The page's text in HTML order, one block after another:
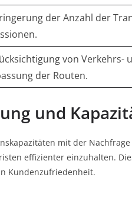
der Anzahl der
von Verkehrs-
der Routen.
und
mit der
effizienter einzuhalten.
Kundenzufriedenheit.